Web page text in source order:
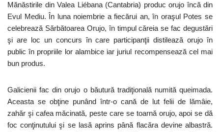
Mănăstirile din Valea Liébana (Cantabria) produc orujo încă din
Evul Mediu. În luna noiembrie a fiecărui an, în oraşul Potes se
celebrează Sărbătoarea Orujo, în timpul căreia se fac degustări
şi are loc un concurs în care participanţii distilează orujo în
public în propriile lor alambice iar juriul recompensează cel mai
bun produs.
Galicienii fac din orujo o băutură tradiţională numită queimada.
Aceasta se obţine punând într-o cană de lut felii de lămâie,
zahăr şi cafea măcinată, peste care se toarnă orujo, apoi se dă
foc conţinutului şi se lasă aprins până flacăra devine albastră.